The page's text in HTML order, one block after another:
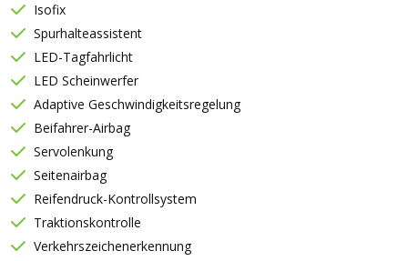
Isofix
Spurhalteassistent
LED-Tagfahrlicht
LED Scheinwerfer
Adaptive Geschwindigkeitsregelung
Beifahrer-Airbag
Servolenkung
Seitenairbag
Reifendruck-Kontrollsystem
Traktionskontrolle
Verkehrszeichenerkennung